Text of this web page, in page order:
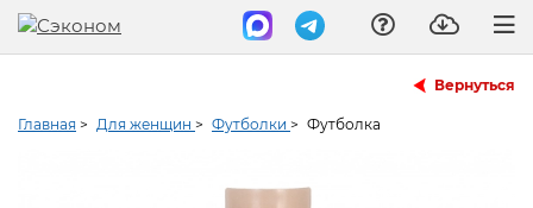
Вернуться
Главная > Для женщин > Футболки > Футболка